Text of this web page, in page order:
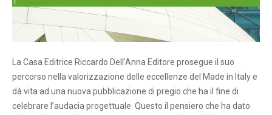
La Casa Editrice Riccardo Dell’Anna Editore prosegue il suo
percorso nella valorizzazione delle eccellenze del Made in Italy e
dà vita ad una nuova pubblicazione di pregio che ha il fine di
celebrare l’audacia progettuale. Questo il pensiero che ha dato